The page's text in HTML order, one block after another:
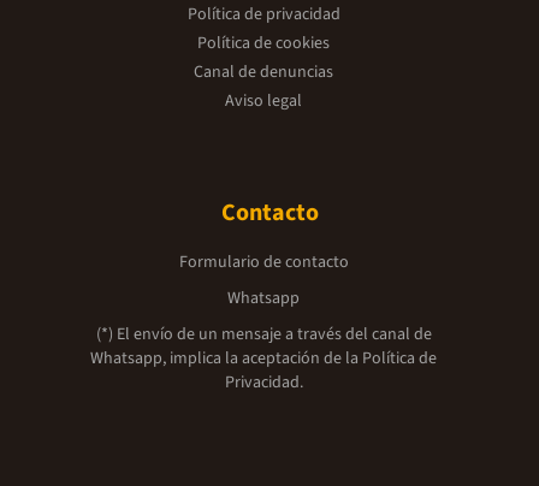
Política de privacidad
Política de cookies
Canal de denuncias
Aviso legal
Contacto
Formulario de contacto
Whatsapp
(*) El envío de un mensaje a través del canal de
Whatsapp, implica la aceptación de la Política de
Privacidad.